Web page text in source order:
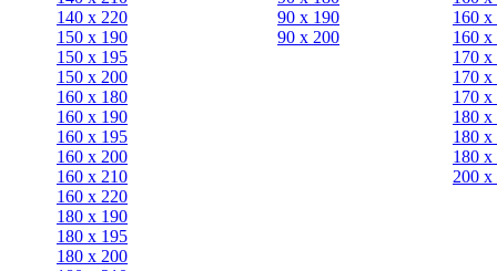
140 x 220
150 х 190
150 х 195
150 х 200
160 x 180
160 х 190
160 х 195
160 х 200
160 x 210
160 x 220
180 х 190
180 х 195
180 х 200
90 x 190
90 x 200
160 х
160 х
170 х
170 х
170 х
180 х
180 х
180 х
200 x